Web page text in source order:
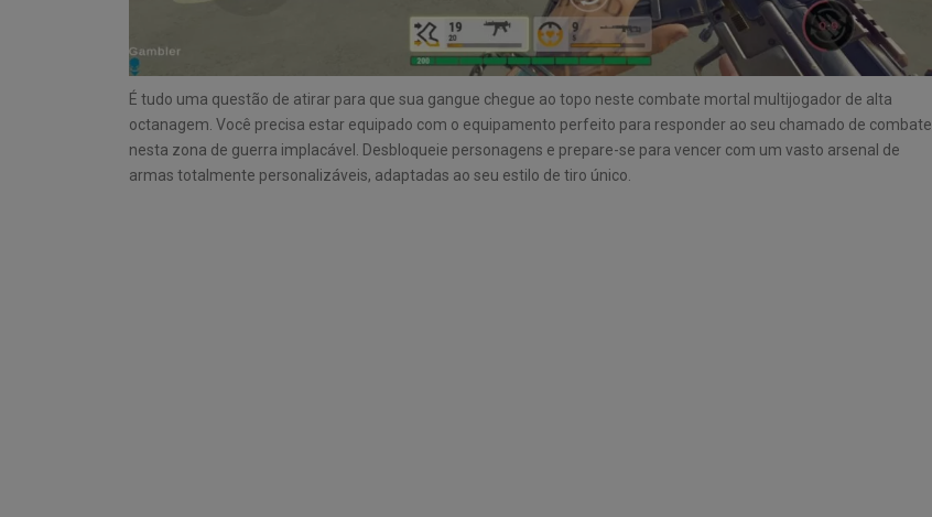
É tudo uma questão de atirar para que sua gangue chegue ao topo neste combate mortal multijogador de alta
octanagem. Você precisa estar equipado com o equipamento perfeito para responder ao seu chamado de combate
nesta zona de guerra implacável. Desbloqueie personagens e prepare-se para vencer com um vasto arsenal de
armas totalmente personalizáveis, adaptadas ao seu estilo de tiro único.